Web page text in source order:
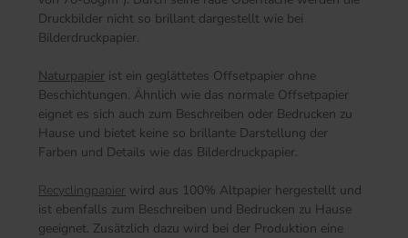
Druckbilder nicht so brillant dargestellt wie bei
Bilderdruckpapier.
Naturpapier ist ein geglättetes Offsetpapier ohne
Beschichtungen. Ähnlich wie das normale Offsetpapier
eignet es sich auch zum Beschreiben oder Bedrucken zu
Hause und bietet keine so brillante Darstellung der
Farben und Details wie das Bilderdruckpapier.
Recyclingpapier wird aus 100% Altpapier hergestellt und
ist ebenfalls zum Beschreiben und Bedrucken zu Hause
geeignet. Zusätzlich dazu wird bei der Produktion eine